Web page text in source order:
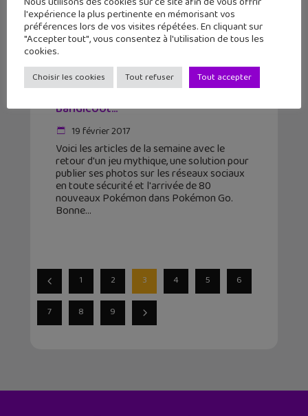
L’actu geek #7 : Pokémon Go,
Snapchat, Zéro Trace, Crash
Bandicoot…
19 février 2017
Voici les articles de la semaine avec le
retour d'un jeu mythique, une solution pour
publier ses photos sur les réseaux sociaux
en toute sécurité et l'arrivée de 80
nouveaux Pokémon dans Pokémon Go.
Bonne
1 2 3 4 5 6
7 8 9
l'expérience la plus pertinente en mémorisant vos
préférences lors de vos visites répétées. En cliquant sur
"Accepter tout", vous consentez à l'utilisation de tous les
cookies.
Choisir les cookies Tout refuser Tout accepter